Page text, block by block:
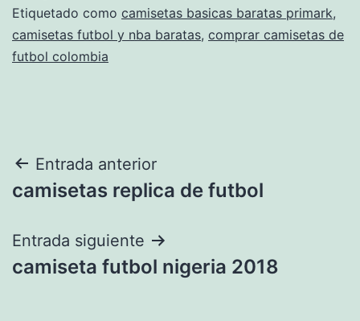
Etiquetado como camisetas basicas baratas primark,
camisetas futbol y nba baratas, comprar camisetas de
futbol colombia
Navegación
de
entradas
Entrada anterior
camisetas replica de futbol
Entrada siguiente
camiseta futbol nigeria 2018